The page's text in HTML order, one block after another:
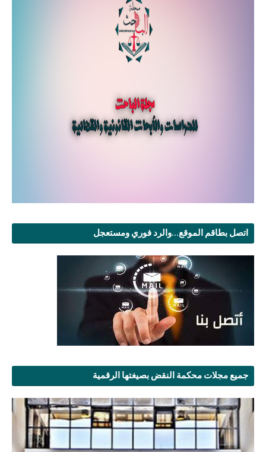
اتصل بطاقم الموقع...والرد فوري ومستعجل
جميع مجلات محكمة النقض بصيغتها الرقمية